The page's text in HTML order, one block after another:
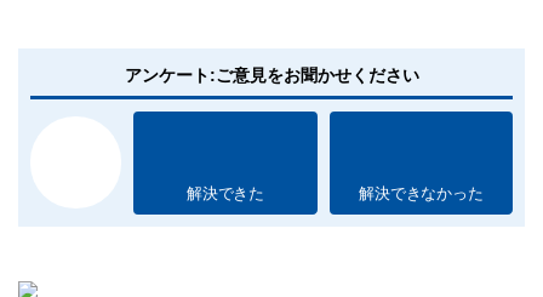
アンケート:ご意見をお聞かせください
解決できた 解決できなかった